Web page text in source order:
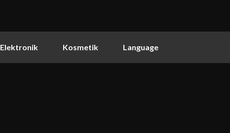
Elektronik Kosmetik Language